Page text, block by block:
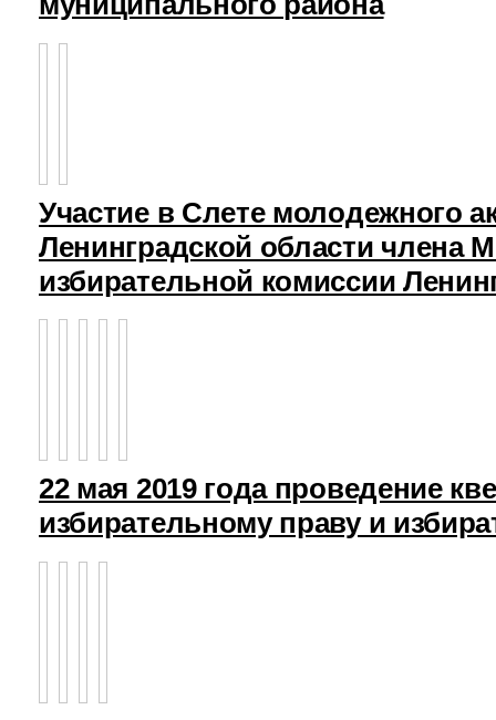
Участие в Слете молодежного
Ленинградской области члена
избирательной комиссии
22 мая 2019 года проведение
избирательному праву и